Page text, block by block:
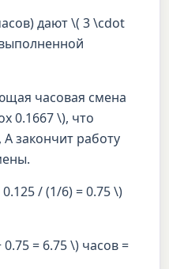
дают \( 3 \cdot
часовая смена
0.1667 \), что
закончит работу
/ (1/6) = 0.75 \)
= 6.75 \) часов =